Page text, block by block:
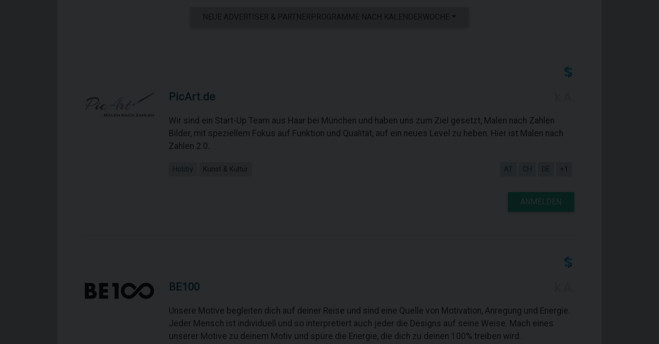
NEUE ADVERTISER & PARTNERPROGRAMME NACH KALENDERWOCHE
PicArt.de
Wir sind ein Start-Up Team aus Haar bei München und haben uns zum Ziel gesetzt, Malen nach Zahlen
Bilder, mit speziellem Fokus auf Funktion und Qualität, auf ein neues Level zu heben. Hier ist Malen nach
Zahlen 2.0.
Hobby Kunst & Kultur AT CH DE +1
ANMELDEN
BE100
Unsere Motive begleiten dich auf deiner Reise und sind eine Quelle von Motivation, Anregung und Energie.
Jeder Mensch ist individuell und so interpretiert auch jeder die Designs auf seine Weise. Mach eines
unserer Motive zu deinem Motiv und spüre die Energie, die dich zu deinen 100% treiben wird.